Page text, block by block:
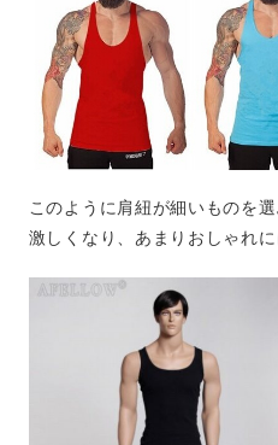
このように肩紐が細いものを
激しくなり、あまりおしゃれに